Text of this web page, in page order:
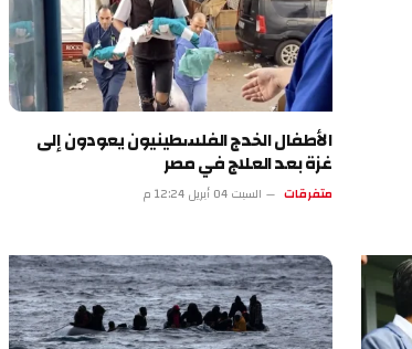
الأطفال الخدج الفلسطينيون يعودون إلى
غزة بعد العلاج في مصر
متفرقات السبت 04 أبريل 12:24 م